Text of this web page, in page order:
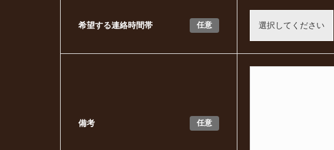
任意
希望する連絡時間帯
任意
備考